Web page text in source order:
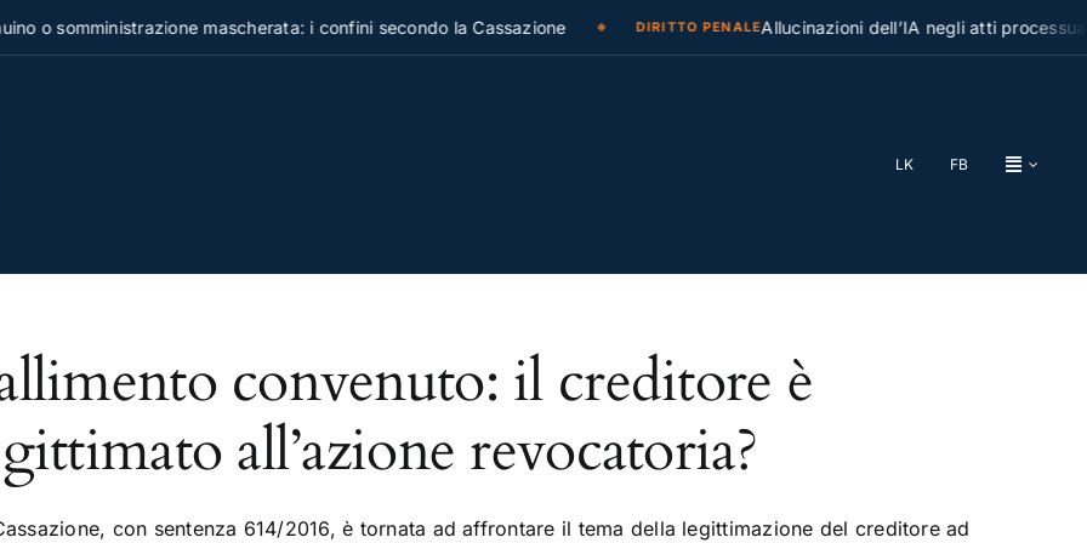
o somministrazione mascherata: i confini secondo la Cassazione DIRITTO PENALEAllucinazioni dell’IA negli atti
LK FB
convenuto: il creditore è
all’azione revocatoria?
con sentenza 614/2016, è tornata ad affrontare il tema della legittimazione del creditore ad